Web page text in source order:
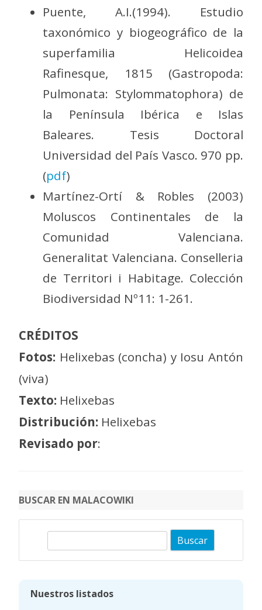
Puente, A.I.(1994). Estudio
taxonómico y biogeográfico de la
superfamilia Helicoidea
Rafinesque, 1815 (Gastropoda:
Pulmonata: Stylommatophora) de
la Península Ibérica e Islas
Baleares. Tesis Doctoral
Universidad del País Vasco. 970 pp.
(pdf)
Martínez-Ortí & Robles (2003)
Moluscos Continentales de la
Comunidad Valenciana.
Generalitat Valenciana. Conselleria
de Territori i Habitage. Colección
Biodiversidad Nº11: 1-261.
CRÉDITOS
Fotos: Helixebas (concha) y Iosu Antón
(viva)
Texto: Helixebas
Distribución: Helixebas
Revisado por:
BUSCAR EN MALACOWIKI
Nuestros listados